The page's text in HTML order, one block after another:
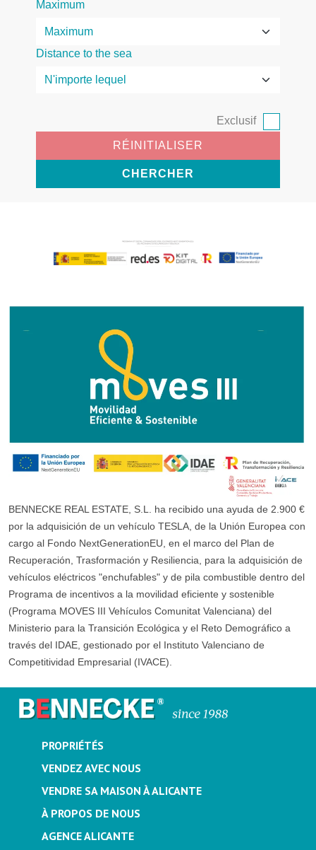
Maximum
Distance to the sea
Exclusif
RÉINITIALISER
CHERCHER
BENNECKE REAL ESTATE, S.L. ha recibido una ayuda de 2.900 €
por la adquisición de un vehículo TESLA, de la Unión Europea con
cargo al Fondo NextGenerationEU, en el marco del Plan de
Recuperación, Trasformación y Resiliencia, para la adquisición de
vehículos eléctricos "enchufables" y de pila combustible dentro del
Programa de incentivos a la movilidad eficiente y sostenible
(Programa MOVES III Vehículos Comunitat Valenciana) del
Ministerio para la Transición Ecológica y el Reto Demográfico a
través del IDAE, gestionado por el Instituto Valenciano de
Competitividad Empresarial (IVACE).
PROPRIÉTÉS
VENDEZ AVEC NOUS
VENDRE SA MAISON À ALICANTE
À PROPOS DE NOUS
AGENCE ALICANTE